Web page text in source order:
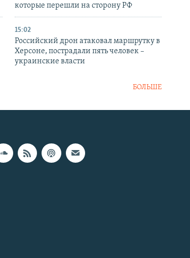
которые перешли на сторону РФ
15:02
Российский дрон атаковал маршрутку в
Херсоне, пострадали пять человек –
украинские власти
БОЛЬШЕ